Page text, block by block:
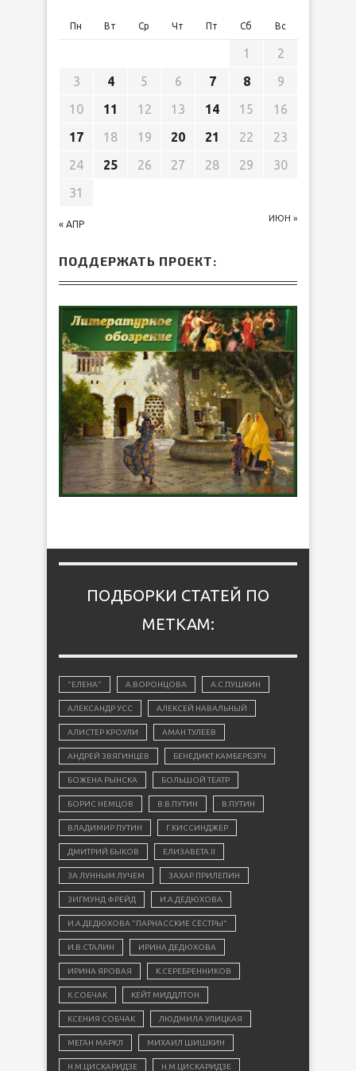
Пн Вт Ср Чт Пт Сб Вс
« АПР
ИЮН »
1
2
3
4 5 6 7 8
9
10
11 12 13 14 15
16
17
18 19 20 21 22
23
24
25 26 27 28 29
30
31
ПОДДЕРЖАТЬ ПРОЕКТ:
ПОДБОРКИ СТАТЕЙ ПО
МЕТКАМ:
"ЕЛЕНА" А.ВОРОНЦОВА А.С.ПУШКИН
АЛЕКСАНДР УСС АЛЕКСЕЙ НАВАЛЬНЫЙ
АЛИСТЕР КРОУЛИ АМАН ТУЛЕЕВ
АНДРЕЙ ЗВЯГИНЦЕВ БЕНЕДИКТ КАМБЕРБЭТЧ
БОЖЕНА РЫНСКА БОЛЬШОЙ ТЕАТР
БОРИС НЕМЦОВ В.В.ПУТИН В.ПУТИН
ВЛАДИМИР ПУТИН Г.КИССИНДЖЕР
ДМИТРИЙ БЫКОВ ЕЛИЗАВЕТА II
ЗА ЛУННЫМ ЛУЧЕМ ЗАХАР ПРИЛЕПИН
ЗИГМУНД ФРЕЙД И.А.ДЕДЮХОВА
И.А.ДЕДЮХОВА "ПАРНАССКИЕ СЁСТРЫ"
И.В.СТАЛИН ИРИНА ДЕДЮХОВА
ИРИНА ЯРОВАЯ К.СЕРЕБРЕННИКОВ
К.СОБЧАК КЕЙТ МИДДЛТОН
КСЕНИЯ СОБЧАК ЛЮДМИЛА УЛИЦКАЯ
МЕГАН МАРКЛ МИХАИЛ ШИШКИН
Н.М.ЦИСКАРИДЗЕ Н.М.ЦИСКАРИДЗЕ